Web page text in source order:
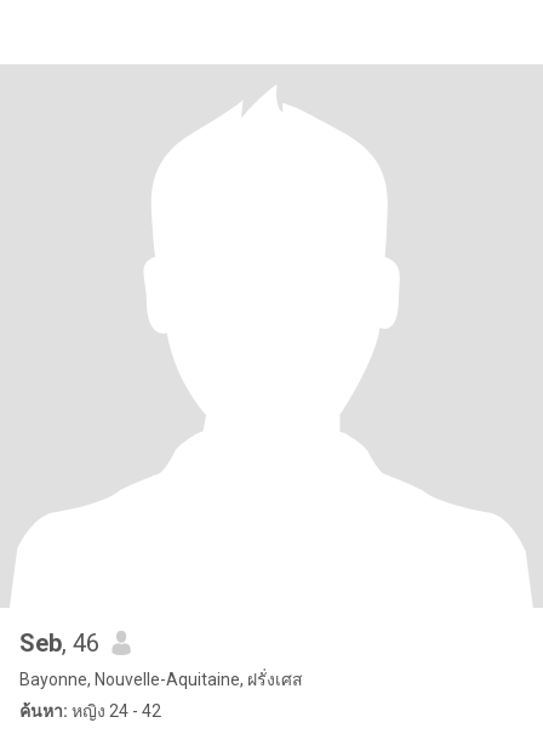
Seb, 46
Bayonne, Nouvelle-Aquitaine, ฝรั่งเศส
ค้นหา: หญิง 24 - 42